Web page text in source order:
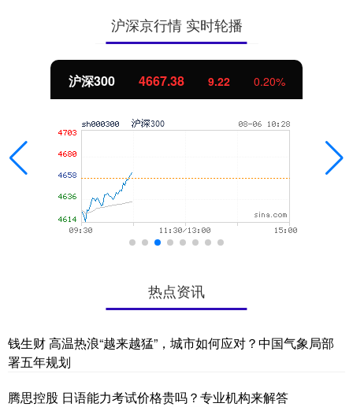
沪深京行情 实时轮播
北证50 1125.72 6.26
热点资讯
钱生财 高温热浪“越来越猛”，城市如何应对？中国气象局部
署五年规划
腾思控股 日语能力考试价格贵吗？专业机构来解答